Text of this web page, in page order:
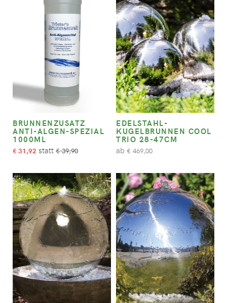
BRUNNENZUSATZ
ANTI-ALGEN-SPEZIAL
1000ML
€ 31,92 €39,90
EDELSTAHL-
KUGELBRUNNEN COOL
TRIO 28-47CM
ab € 469,00